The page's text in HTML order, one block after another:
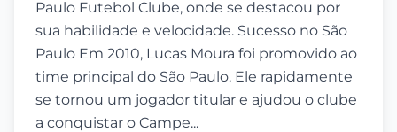
Paulo Futebol Clube, onde se destacou por
sua habilidade e velocidade. Sucesso no São
Paulo Em 2010, Lucas Moura foi promovido ao
time principal do São Paulo. Ele rapidamente
se tornou um jogador titular e ajudou o clube
a conquistar o Campe...